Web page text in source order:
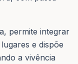
permite integrar
e dispõe
a vivência